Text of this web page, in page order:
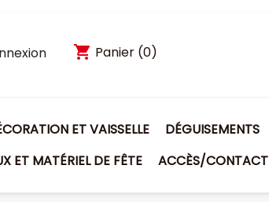
shopping_cart Panier (0)
ET VAISSELLE
DÉGUISEMENTS
ET MATÉRIEL DE FÊTE ACCÈS/CONTACT